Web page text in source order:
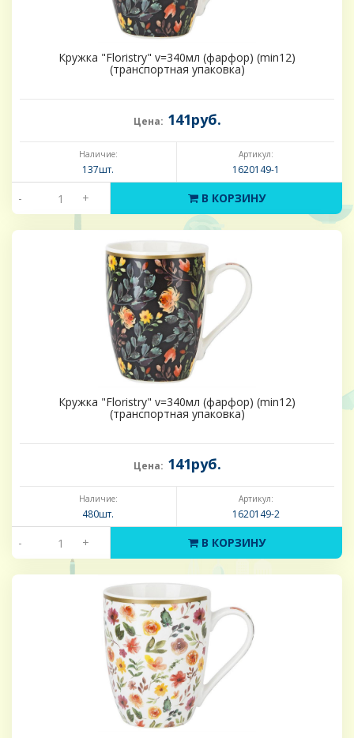
Кружка "Floristry" v=340мл (фарфор) (min12)
(транспортная упаковка)
Цена: 141руб.
Наличие:
137шт.
Артикул:
1620149-1
- + В КОРЗИНУ
Кружка "Floristry" v=340мл (фарфор) (min12)
(транспортная упаковка)
Цена: 141руб.
Наличие:
480шт.
Артикул:
1620149-2
- + В КОРЗИНУ